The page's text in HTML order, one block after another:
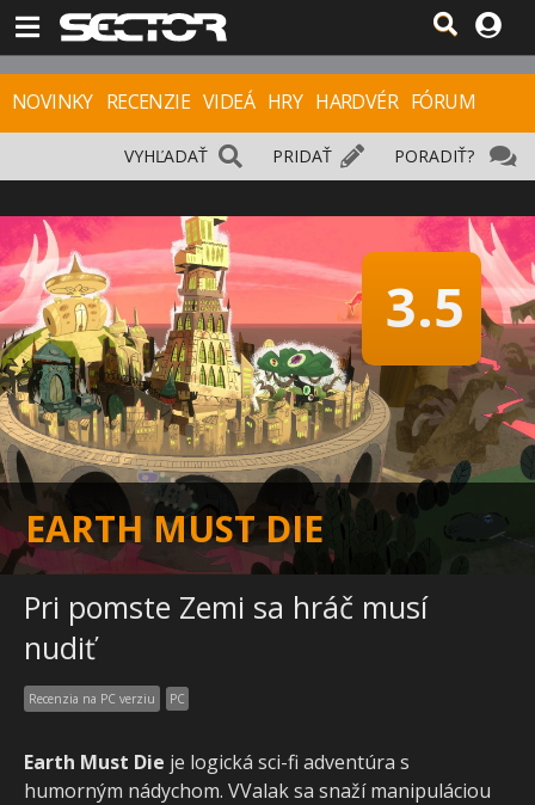
NOVINKY RECENZIE VIDEÁ HRY HARDVÉR FÓRUM
PORADIŤ?
PRIDAŤ
VYHĽADAŤ
EARTH MUST DIE
3.5
Pri pomste Zemi sa hráč musí
nudiť
Recenzia na PC verziu PC
Earth Must Die je logická sci-fi adventúra s
humorným nádychom. VValak sa snaží manipuláciou